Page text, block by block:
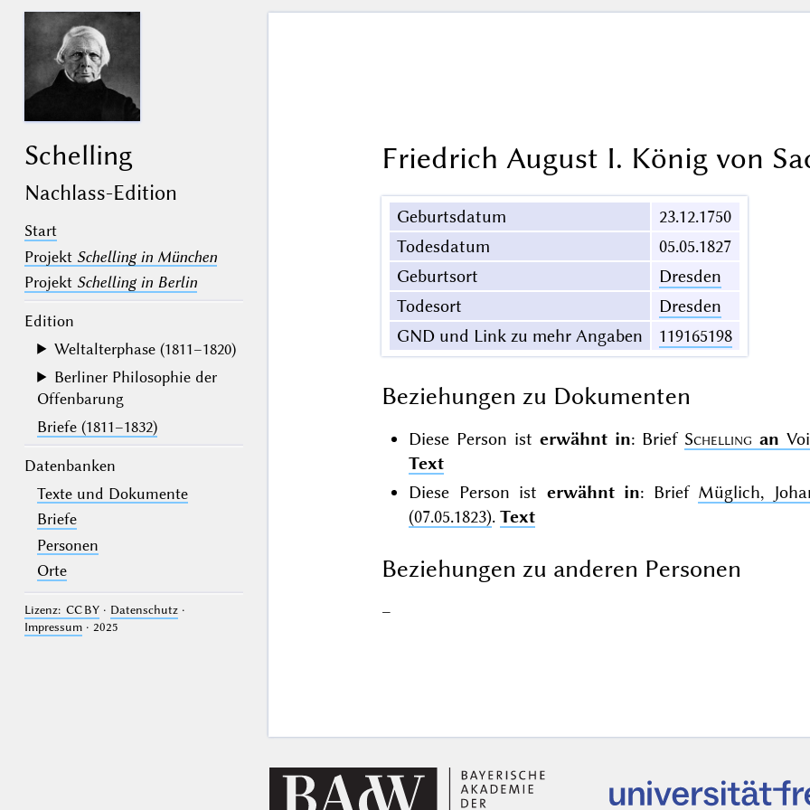
Schelling
Nachlass-Edition
Start
Projekt Schelling in München
Projekt Schelling in Berlin
Edition
Weltalterphase (1811–1820)
Berliner Philosophie der
Offenbarung
Briefe (1811–1832)
Datenbanken
Texte und Dokumente
Briefe
Personen
Orte
Lizenz: CC BY· Datenschutz·
Impressum· 2025
Friedrich August I. König von
Geburtsdatum
23.12.1750
Todesdatum
05.05.1827
Geburtsort
Dresden
Todesort
Dresden
GND und Link zu mehr Angaben
119165198
Beziehungen zu Dokumenten
Diese Person ist erwähnt in: Brief Schelling an
Text
Diese Person ist erwähnt in: Brief Müglich,
(07.05.1823). Text
Beziehungen zu anderen Personen
–